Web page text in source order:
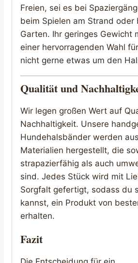
Freien, sei es bei
beim Spielen am Strand oder
Garten. Ihr geringes Gewicht
einer hervorragenden Wahl
nicht gerne etwas um den
Qualität und
Wir legen großen Wert auf
Nachhaltigkeit. Unsere
Hundehalsbänder werden
Materialien hergestellt, die
strapazierfähig als auch
sind. Jedes Stück wird mit
Sorgfalt gefertigt, sodass du
kannst, ein Produkt von
erhalten.
Fazit